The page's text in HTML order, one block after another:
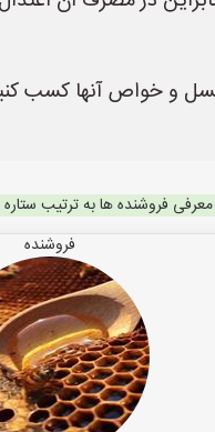
و خواص آنها کسب کنید
معرفی فروشنده ها به ترتیب
فروشنده